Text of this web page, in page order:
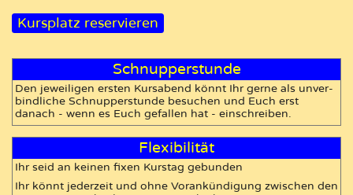
Kursplatz reservieren
Schnupperstunde
Den jeweiligen ersten Kurs­abend könnt Ihr gerne als un­ver­
bind­liche Schnupper­stunde besuchen und Euch erst
danach - wenn es Euch ge­fallen hat - ein­schrei­ben.
Flexibilität
Ihr seid an keinen fixen Kurstag gebunden
Ihr könnt jederzeit und ohne Vorankündigung zwischen den